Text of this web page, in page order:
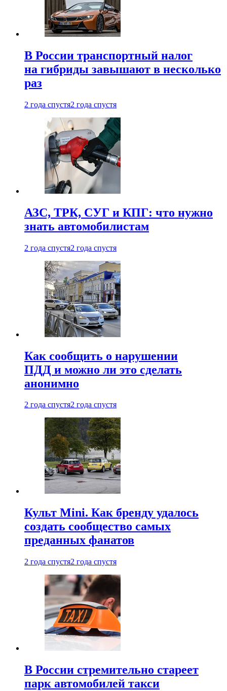
В России транспортный налог
на гибриды завышают в несколько
раз
2 года спустя2 года спустя
АЗС, ТРК, СУГ и КПГ: что нужно
знать автомобилистам
2 года спустя2 года спустя
Как сообщить о нарушении
ПДД и можно ли это сделать
анонимно
2 года спустя2 года спустя
Культ Mini. Как бренду удалось
создать сообщество самых
преданных фанатов
2 года спустя2 года спустя
В России стремительно стареет
парк автомобилей такси